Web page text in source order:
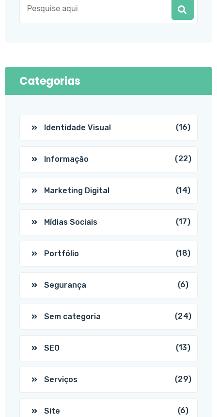
Categorias
Identidade Visual (16)
Informação (22)
Marketing Digital (14)
Mídias Sociais (17)
Portfólio (18)
Segurança (6)
Sem categoria (24)
SEO (13)
Serviços (29)
Site (6)